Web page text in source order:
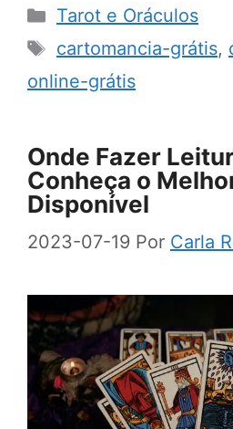
Categorias
Tarot e Oráculos
Tags
cartomancia-grátis,
online-grátis
Onde Fazer
Conheça o
Disponível
2023-07-19 Por Carla